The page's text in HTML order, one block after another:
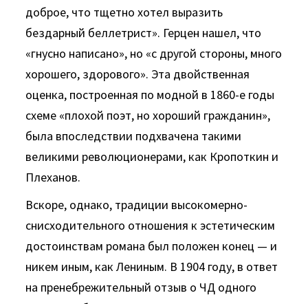
доброе, что тщетно хотел выразить
бездарный беллетрист». Герцен нашел, что
«гнусно написано», но «с другой стороны, много
хорошего, здорового». Эта двойственная
оценка, построенная по модной в 1860-е годы
схеме «плохой поэт, но хороший гражданин»,
была впоследствии подхвачена такими
великими революцио­нерами, как Кропоткин и
Плеханов.
Вскоре, однако, традиции высокомерно-
снисходительного отношения к эстетическим
достоинствам романа был положен конец — и
никем иным, как Лениным. В 1904 году, в ответ
на пренебрежительный отзыв о ЧД одного